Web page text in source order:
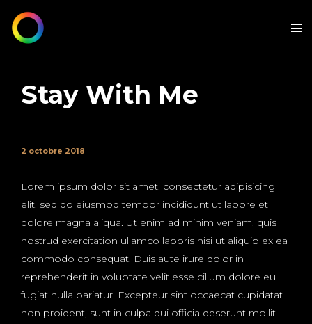
Stay With Me
2 octobre 2018
Lorem ipsum dolor sit amet, consectetur adipisicing
elit, sed do eiusmod tempor incididunt ut labore et
dolore magna aliqua. Ut enim ad minim veniam, quis
nostrud exercitation ullamco laboris nisi ut aliquip ex ea
commodo consequat. Duis aute irure dolor in
reprehenderit in voluptate velit esse cillum dolore eu
fugiat nulla pariatur. Excepteur sint occaecat cupidatat
non proident, sunt in culpa qui officia deserunt mollit